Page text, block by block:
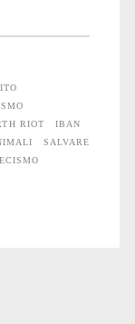
RIOT
IBAN
SALVARE